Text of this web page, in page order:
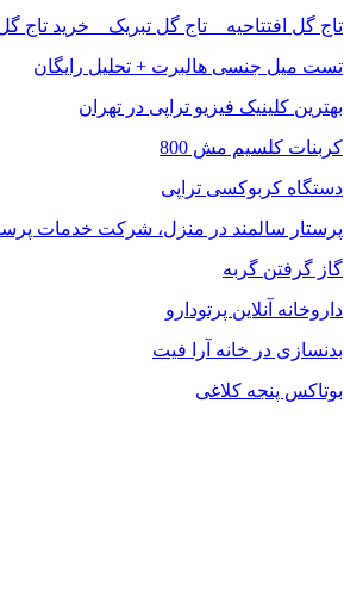
تاج گل افتتاحیه _ تاج گل تبریک _ خرید تاج
تست میل جنسی هالبرت + تحلیل رایگان
بهترین کلینیک فیزیو تراپی در تهران
کربنات کلسیم مش 800
دستگاه کربوکسی تراپی
پرستار سالمند در منزل، شرکت خدمات
گاز گرفتن گربه
داروخانه آنلاین پرتودارو
بدنسازی در خانه آرا فیت
بوتاکس پنجه کلاغی